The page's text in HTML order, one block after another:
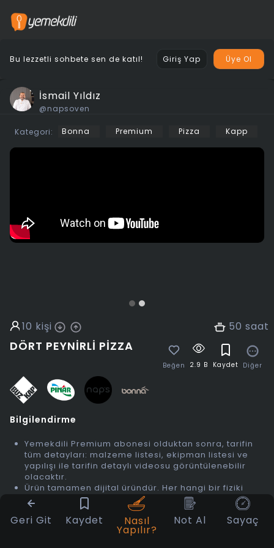
Bu lezzetli sohbete sen de katıl! Giriş Yap Üye Ol
İsmail Yıldız
@napsoven
Kategori: Bonna Premium Pizza Kapp
10 kişi 50 saat
DÖRT PEYNIRLI PIZZA
Beğen 2.9 B Kaydet Diğer
Bilgilendirme
Yemekdili Premium abonesi olduktan sonra, tarifin
tüm detayları: malzeme listesi, ekipman listesi ve
yapılışı ile tarifin detaylı videosu görüntülenebilir
olacaktır.
Ürün tamamen dijital üründür. Her hangi bir fiziki
teslim bulunmamaktadır.
Bu dijital ürünü satın aldığınızda, satın alma işleminiz
tamamlandıktan sonra geri ödeme veya iade
yapılamayacağını kabul etmiş olursunuz.
Geri Git Kaydet Nasıl
Yapılır?
Not Al Sayaç